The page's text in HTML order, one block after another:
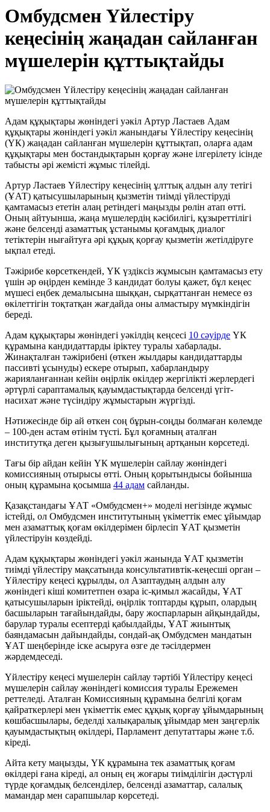
Омбудсмен Үйлестіру
кеңесінің жаңадан сайланған
мүшелерін құттықтайды
Адам құқықтары жөніндегі уәкіл Артур Ластаев Адам
құқықтары жөніндегі уәкіл жанындағы Үйлестіру кеңесінің
(ҮК) жаңадан сайланған мүшелерін құттықтап, оларға адам
құқықтары мен бостандықтарын қорғау және ілгерілету ісінде
табысты әрі жемісті жұмыс тілейді.
Артур Ластаев Үйлестіру кеңесінің ұлттық алдын алу тетігі
(ҰАТ) қатысушыларының қызметін тиімді үйлестіруді
қамтамасыз ететін алаң ретіндегі маңызды рөлін атап өтті.
Оның айтуынша, жаңа мүшелердің кәсібилігі, құзыреттілігі
және белсенді азаматтық ұстанымы қоғамдық диалог
тетіктерін нығайтуға әрі құқық қорғау қызметін жетілдіруге
ықпал етеді.
Тәжірибе көрсеткендей, ҮК үздіксіз жұмысын қамтамасыз ету
үшін әр өңірден кемінде 3 кандидат болуы қажет, бұл кеңес
мүшесі еңбек демалысына шыққан, сырқаттанған немесе өз
өкілеттігін тоқтатқан жағдайда оны алмастыру мүмкіндігін
береді.
Адам құқықтары жөніндегі уәкілдің кеңсесі 10 сәуірде ҮК
құрамына кандидаттарды іріктеу туралы хабарлады.
Жинақталған тәжірибені (өткен жылдары кандидаттарды
пассивті ұсынуды) ескере отырып, хабарландыру
жарияланғаннан кейін өңірлік өкілдер жергілікті жерлердегі
әртүрлі сараптамалық қауымдастықтарда белсенді үгіт-
насихат және түсіндіру жұмыстарын жүргізді.
Нәтижесінде бір ай өткен соң бұрын-соңды болмаған көлемде
– 100-ден астам өтінім түсті. Бұл қоғамның аталған
институтқа деген қызығушылығының артқанын көрсетеді.
Тағы бір айдан кейін ҮК мүшелерін сайлау жөніндегі
комиссияның отырысы өтті. Оның қорытындысы бойынша
оның құрамына қосымша 44 адам сайланды.
Қазақстандағы ҰАТ «Омбудсмен+» моделі негізінде жұмыс
істейді, ол Омбудсмен институтының үкіметтік емес ұйымдар
мен азаматтық қоғам өкілдерімен бірлесіп ҰАТ қызметін
үйлестіруін көздейді.
Адам құқықтары жөніндегі уәкіл жанында ҰАТ қызметін
тиімді үйлестіру мақсатында консультативтік-кеңесші орган –
Үйлестіру кеңесі құрылды, ол Азаптаудың алдын алу
жөніндегі кіші комитетпен өзара іс-қимыл жасайды, ҰАТ
қатысушыларын іріктейді, өңірлік топтарды құрып, олардың
басшыларын тағайындайды, бару жоспарларын айқындайды,
барулар туралы есептерді қабылдайды, ҰАТ жиынтық
баяндамасын дайындайды, сондай-ақ Омбудсмен мандатын
ҰАТ шеңберінде іске асыруға өзге де тәсілдермен
жәрдемдеседі.
Үйлестіру кеңесі мүшелерін сайлау тәртібі Үйлестіру кеңесі
мүшелерін сайлау жөніндегі комиссия туралы Ережемен
реттеледі. Аталған Комиссияның құрамына белгілі қоғам
қайраткерлері мен үкіметтік емес құқық қорғау ұйымдарының
көшбасшылары, беделді халықаралық ұйымдар мен заңгерлік
қауымдастықтың өкілдері, Парламент депутаттары және т.б.
кіреді.
Айта кету маңызды, ҮК құрамына тек азаматтық қоғам
өкілдері ғана кіреді, ал оның ең жоғары тиімділігін дәстүрлі
түрде қоғамдық белсенділер, белсенді азаматтар, салалық
мамандар мен сарапшылар көрсетеді.